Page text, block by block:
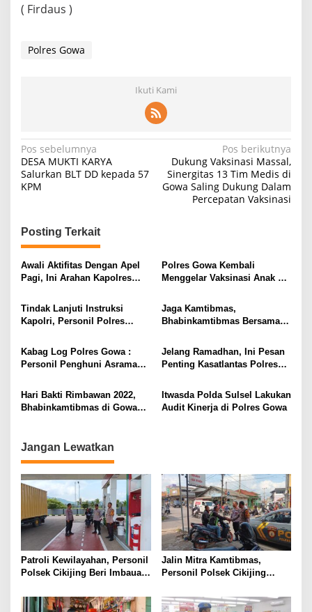
( Firdaus )
Polres Gowa
Ikuti Kami
Navigasi
pos
Pos sebelumnya
DESA MUKTI KARYA
Salurkan BLT DD kepada 57
KPM
Pos berikutnya
Dukung Vaksinasi Massal,
Sinergitas 13 Tim Medis di
Gowa Saling Dukung Dalam
Percepatan Vaksinasi
Posting Terkait
Awali Aktifitas Dengan Apel
Pagi, Ini Arahan Kapolres
Polres Gowa Kembali
Menggelar Vaksinasi Anak 6-
Tindak Lanjuti Instruksi
Kapolri, Personil Polres
Minyak Goreng
Jaga Kamtibmas,
Bhabinkamtibmas Bersama
Kabag Log Polres Gowa :
Personil Penghuni Asrama
Jelang Ramadhan, Ini Pesan
Penting Kasatlantas Polres
Hari Bakti Rimbawan 2022,
Bhabinkamtibmas di Gowa
Itwasda Polda Sulsel Lakukan
Audit Kinerja di Polres Gowa
Jangan Lewatkan
Patroli Kewilayahan, Personil
Polsek Cikijing Beri Imbauan
Jalin Mitra Kamtibmas,
Personil Polsek Cikijing
Pengendara Ojek Pangkalan